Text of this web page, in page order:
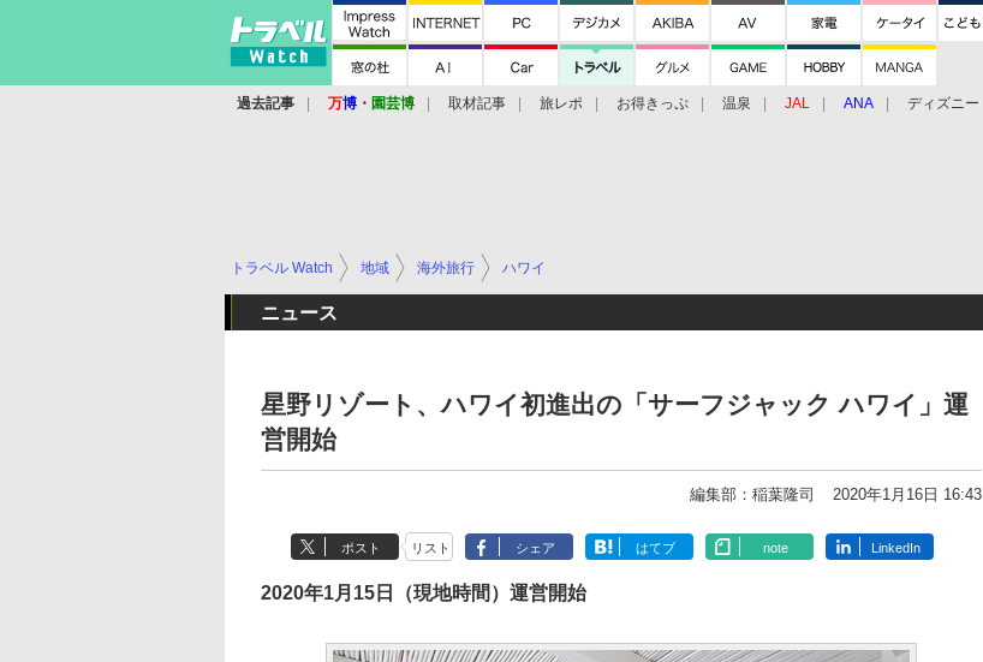
過去記事 万博 ・ 園芸博 取材記事 旅レポ お得きっぷ 温泉 JAL ANA ディズニー
トラベル Watch 地域 海外旅行 ハワイ
ニュース
星野リゾート、ハワイ初進出の「サーフジャック ハワイ」運
営開始
編集部：稲葉隆司 2020年1月16日 16:43
ポスト リスト シェア はてブ note LinkedIn
2020年1月15日（現地時間）運営開始